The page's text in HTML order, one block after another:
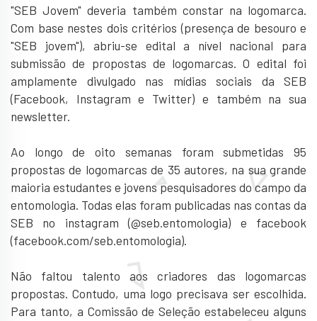
"SEB Jovem" deveria também constar na logomarca.
Com base nestes dois critérios (presença de besouro e
"SEB jovem"), abriu-se edital a nível nacional para
submissão de propostas de logomarcas. O edital foi
amplamente divulgado nas mídias sociais da SEB
(Facebook, Instagram e Twitter) e também na sua
newsletter.
Ao longo de oito semanas foram submetidas 95
propostas de logomarcas de 35 autores, na sua grande
maioria estudantes e jovens pesquisadores do campo da
entomologia. Todas elas foram publicadas nas contas da
SEB no instagram (@seb.entomologia) e facebook
(facebook.com/seb.entomologia).
Não faltou talento aos criadores das logomarcas
propostas. Contudo, uma logo precisava ser escolhida.
Para tanto, a Comissão de Seleção estabeleceu alguns